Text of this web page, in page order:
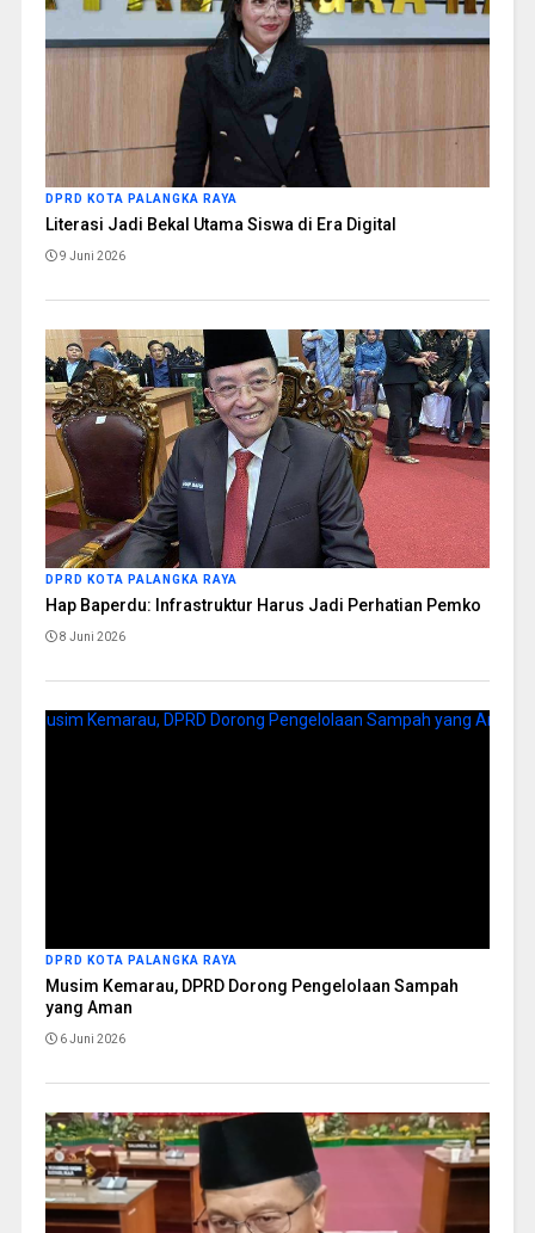
DPRD KOTA PALANGKA RAYA
Literasi Jadi Bekal Utama Siswa di Era Digital
9 Juni 2026
DPRD KOTA PALANGKA RAYA
Hap Baperdu: Infrastruktur Harus Jadi Perhatian Pemko
8 Juni 2026
DPRD KOTA PALANGKA RAYA
Musim Kemarau, DPRD Dorong Pengelolaan Sampah
yang Aman
6 Juni 2026